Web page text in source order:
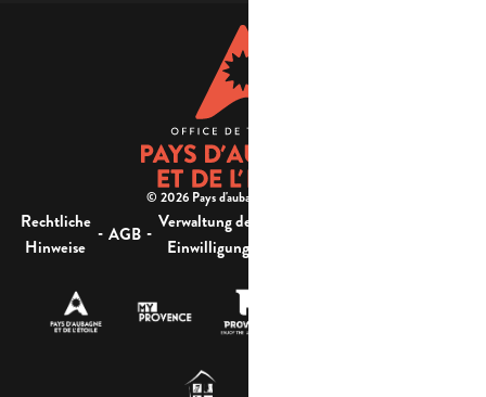
© 2026 Pays d'aubagne et de l'étoile -
Rechtliche
Hinweise
- AGB - Verwaltung der
Einwilligung